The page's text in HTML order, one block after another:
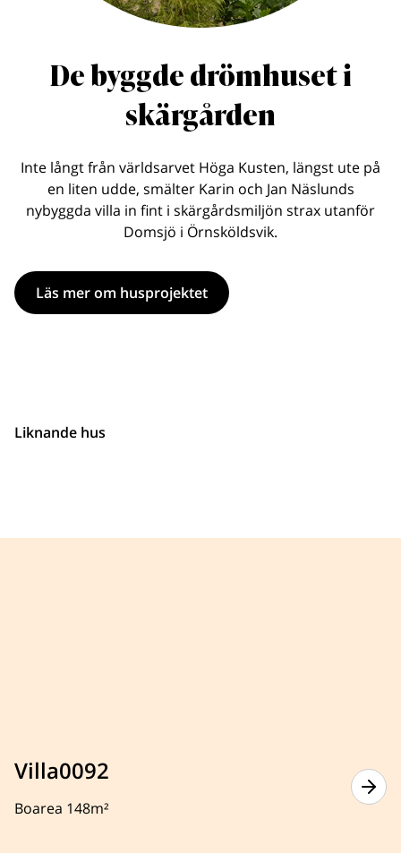
De byggde drömhuset i
skärgården
Inte långt från världsarvet Höga Kusten, längst ute på
en liten udde, smälter Karin och Jan Näslunds
nybyggda villa in fint i skärgårdsmiljön strax utanför
Domsjö i Örnsköldsvik.
Läs mer om husprojektet
Liknande hus
Villa0092
Boarea 148m²